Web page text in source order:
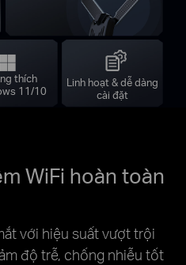
thích
11/10
Linh hoạt & dễ dàng
cài đặt
WiFi hoàn toàn
với hiệu suất vượt trội
độ trễ, chống nhiễu tốt